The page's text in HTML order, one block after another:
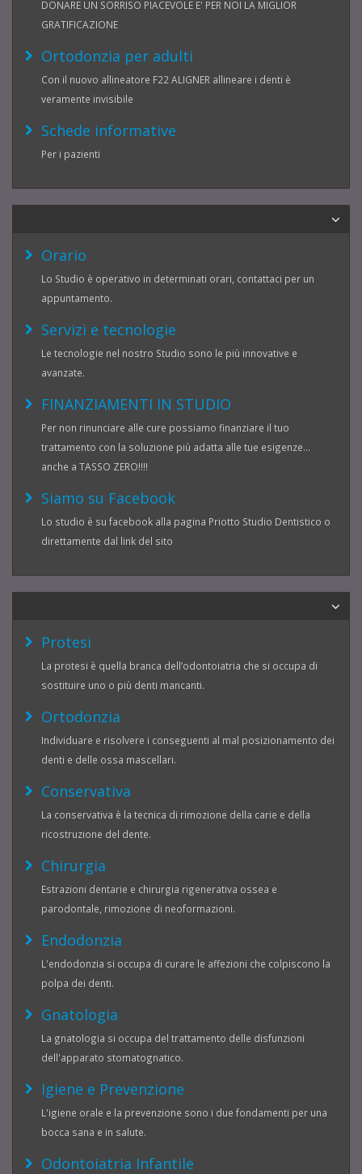
DONARE UN SORRISO PIACEVOLE E' PER NOI LA MIGLIOR
GRATIFICAZIONE
Ortodonzia per adulti
Con il nuovo allineatore F22 ALIGNER allineare i denti è
veramente invisibile
Schede informative
Per i pazienti
Orario
Lo Studio è operativo in determinati orari, contattaci per un
appuntamento.
Servizi e tecnologie
Le tecnologie nel nostro Studio sono le più innovative e
avanzate.
FINANZIAMENTI IN STUDIO
Per non rinunciare alle cure possiamo finanziare il tuo
trattamento con la soluzione più adatta alle tue esigenze...
anche a TASSO ZERO!!!!
Siamo su Facebook
Lo studio è su facebook alla pagina Priotto Studio Dentistico o
direttamente dal link del sito
Protesi
La protesi è quella branca dell’odontoiatria che si occupa di
sostituire uno o più denti mancanti.
Ortodonzia
Individuare e risolvere i conseguenti al mal posizionamento dei
denti e delle ossa mascellari.
Conservativa
La conservativa è la tecnica di rimozione della carie e della
ricostruzione del dente.
Chirurgia
Estrazioni dentarie e chirurgia rigenerativa ossea e
parodontale, rimozione di neoformazioni.
Endodonzia
L'endodonzia si occupa di curare le affezioni che colpiscono la
polpa dei denti.
Gnatologia
La gnatologia si occupa del trattamento delle disfunzioni
dell'apparato stomatognatico.
Igiene e Prevenzione
L'igiene orale e la prevenzione sono i due fondamenti per una
bocca sana e in salute.
Odontoiatria Infantile